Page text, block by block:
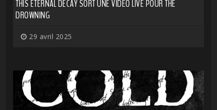
THIS ETERNAL DECAY SORT UNE VIDÉO LIVE POUR THE
DROWNING
29 avril 2025